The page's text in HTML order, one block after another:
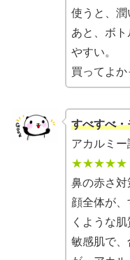
使うと、潤
あと、ボ
やすい。
買ってよか
すべすべ
アカルミー
★★★★★
鼻の赤さ対
顔全体が
くような肌
敏感肌で